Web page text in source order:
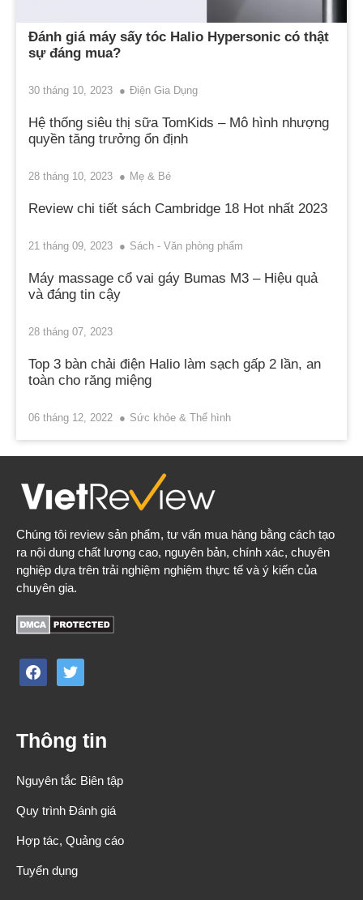
Đánh giá máy sấy tóc Halio Hypersonic có thật
sự đáng mua?
30 tháng 10, 2023 Điện Gia Dụng
Hệ thống siêu thị sữa TomKids – Mô hình nhượng
quyền tăng trưởng ổn định
28 tháng 10, 2023 Mẹ & Bé
Review chi tiết sách Cambridge 18 Hot nhất 2023
21 tháng 09, 2023 Sách - Văn phòng phẩm
Máy massage cổ vai gáy Bumas M3 – Hiệu quả
và đáng tin cậy
28 tháng 07, 2023
Top 3 bàn chải điện Halio làm sạch gấp 2 lần, an
toàn cho răng miệng
06 tháng 12, 2022 Sức khỏe & Thể hình
Chúng tôi review sản phẩm, tư vấn mua hàng bằng cách tạo
ra nội dung chất lượng cao, nguyên bản, chính xác, chuyên
nghiệp dựa trên trải nghiệm nghiệm thực tế và ý kiến của
chuyên gia.
facebooktwitter
Thông tin
Nguyên tắc Biên tập
Quy trình Đánh giá
Hợp tác, Quảng cáo
Tuyển dụng